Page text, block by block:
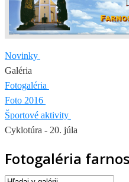
Novinky
Galéria
Fotogaléria
Foto 2016
Športové aktivity
Cyklotúra - 20. júla
Fotogaléria